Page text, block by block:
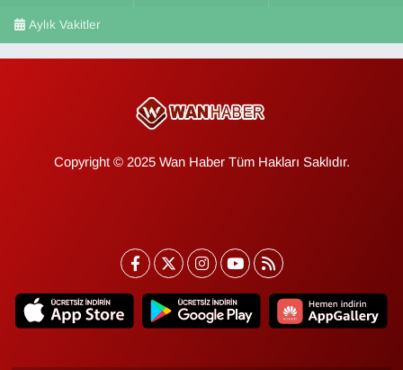
Aylık Vakitler
Copyright © 2025 Wan Haber Tüm Hakları Saklıdır.